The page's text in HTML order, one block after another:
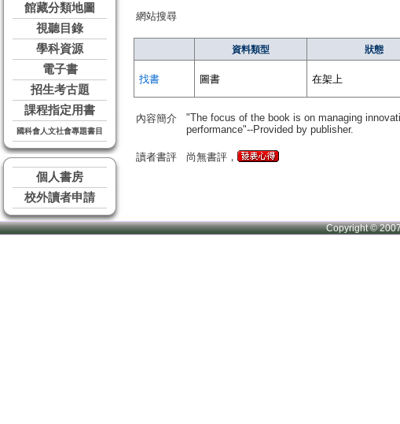
館藏分類地圖
視聽目錄
學科資源
電子書
招生考古題
課程指定用書
國科會人文社會專題書目
個人書房
校外讀者申請
網站搜尋
資料類型 狀態
找書 圖書 在架上
內容簡介
"The focus of the book is on managing
performance"--Provided by publisher.
讀者書評 尚無書評，
Copyright ©